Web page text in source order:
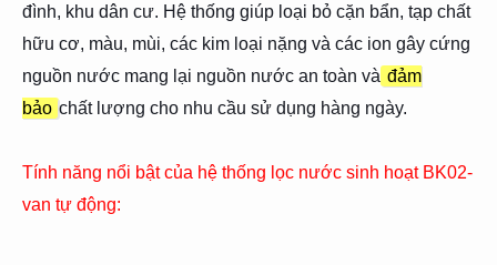
đình, khu dân cư. Hệ thống giúp loại bỏ cặn bẩn, tạp chất
hữu cơ, màu, mùi, các kim loại nặng và các ion gây cứng
nguồn nước mang lại nguồn nước an toàn và đảm
bảo chất lượng cho nhu cầu sử dụng hàng ngày.
Tính năng nổi bật của hệ thống lọc nước sinh hoạt BK02-
van tự động: